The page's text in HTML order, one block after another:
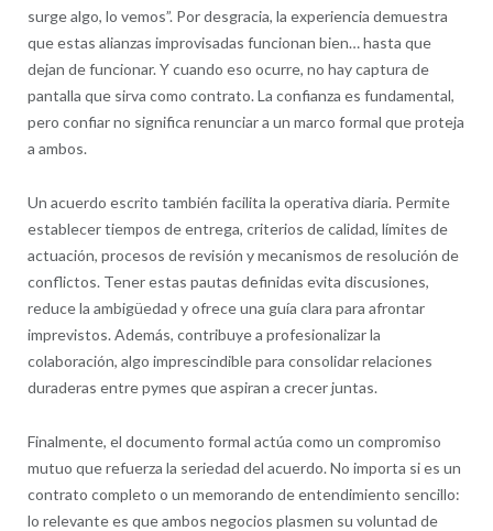
surge algo, lo vemos”. Por desgracia, la experiencia demuestra
que estas alianzas improvisadas funcionan bien… hasta que
dejan de funcionar. Y cuando eso ocurre, no hay captura de
pantalla que sirva como contrato. La confianza es fundamental,
pero confiar no significa renunciar a un marco formal que proteja
a ambos.
Un acuerdo escrito también facilita la operativa diaria. Permite
establecer tiempos de entrega, criterios de calidad, límites de
actuación, procesos de revisión y mecanismos de resolución de
conflictos. Tener estas pautas definidas evita discusiones,
reduce la ambigüedad y ofrece una guía clara para afrontar
imprevistos. Además, contribuye a profesionalizar la
colaboración, algo imprescindible para consolidar relaciones
duraderas entre pymes que aspiran a crecer juntas.
Finalmente, el documento formal actúa como un compromiso
mutuo que refuerza la seriedad del acuerdo. No importa si es un
contrato completo o un memorando de entendimiento sencillo:
lo relevante es que ambos negocios plasmen su voluntad de